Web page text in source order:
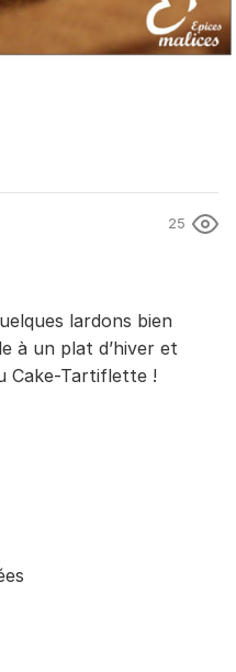
25
lardons bien
à un plat d’hiver et
Cake-Tartiflette !